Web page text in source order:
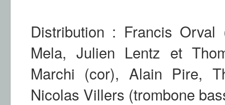
Distribution : Francis Orval
Mela, Julien Lentz et
Marchi (cor), Alain Pire,
Nicolas Villers (trombone